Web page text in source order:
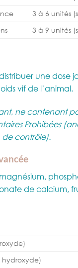
3 à 6 unités
3 à 9 unités
une dose
vif de l’animal.
ne contenant
Prohibées
contrôle).
de calcium,
hydroxyde)